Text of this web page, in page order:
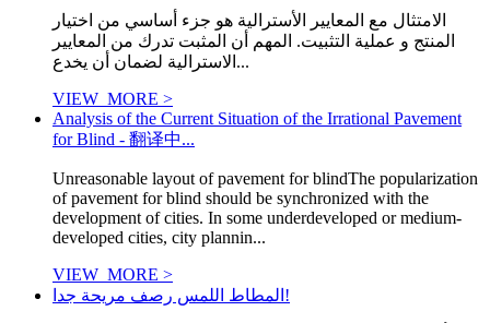
الامتثال مع المعايير الأسترالية هو جزء أساسي من اختيار
المنتج و عملية التثبيت. المهم أن المثبت تدرك من المعايير
الاسترالية لضمان أن يخدع...
VIEW_MORE >
Analysis of the Current Situation of the Irrational Pavement
for Blind - 翻译中...
Unreasonable layout of pavement for blindThe popularization
of pavement for blind should be synchronized with the
development of cities. In some underdeveloped or medium-
developed cities, city plannin...
VIEW_MORE >
المطاط اللمس رصف مريحة جدا!